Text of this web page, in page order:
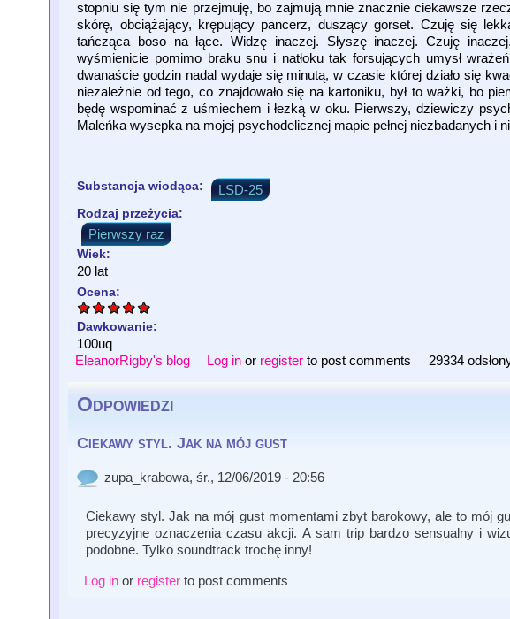
stopniu się tym nie przejmuję, bo zajmują mnie znacznie ciekawsze
skórę, obciążający, krępujący pancerz, duszący gorset. Czuję się
tańcząca boso na łące. Widzę inaczej. Słyszę inaczej. Czuję
wyśmienicie pomimo braku snu i natłoku tak forsujących umysł
dwanaście godzin nadal wydaje się minutą, w czasie której działo się
niezależnie od tego, co znajdowało się na kartoniku, był to ważki, bo
będę wspominać z uśmiechem i łezką w oku. Pierwszy, dziewiczy
Maleńka wysepka na mojej psychodelicznej mapie pełnej niezbadanych i
Substancja wiodąca: LSD-25
Rodzaj przeżycia:
Pierwszy raz
Wiek:
20 lat
Ocena:
Dawkowanie:
100uq
EleanorRigby's blog
Log in or register to post comments 29334
Odpowiedzi
Ciekawy styl. Jak na mój gust
zupa_krabowa, śr., 12/06/2019 - 20:56
Ciekawy styl. Jak na mój gust momentami zbyt barokowy, ale to mój
precyzyjne oznaczenia czasu akcji. A sam trip bardzo sensualny i
podobne. Tylko soundtrack trochę inny!
Log inor registerto post comments